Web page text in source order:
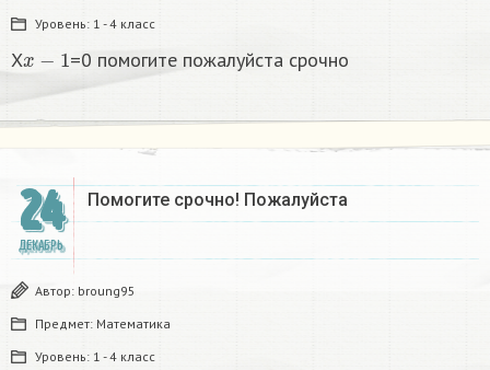
Уровень: 1 - 4 класс
X =0 помогите пожалуйста срочно
24
ДЕКАБРЬ
Помогите срочно! Пожалуйста
Автор: broung95
Предмет: Математика
Уровень: 1 - 4 класс